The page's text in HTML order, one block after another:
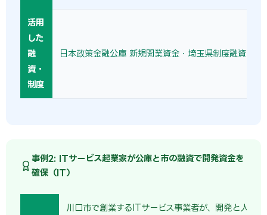
活用
した
融
資・
制度
日本政策金融公庫 新規開業資金・埼玉県制度融資を活
事例2: ITサービス起業家が公庫と市の融資で開発資金を
確保（IT）
川口市で創業するITサービス事業者が、開発と人件